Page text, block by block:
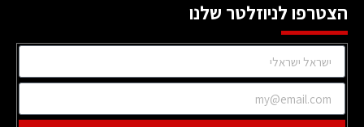
הצטרפו לניוזלטר שלנו